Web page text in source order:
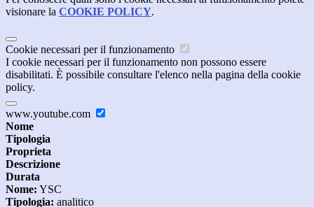
visionare la COOKIE POLICY.
Cookie necessari per il funzionamento
I cookie necessari per il funzionamento non possono essere
disabilitati. È possibile consultare l'elenco nella pagina della cookie
policy.
www.youtube.com
Nome
Tipologia
Proprieta
Descrizione
Durata
Nome: YSC
Tipologia: analitico